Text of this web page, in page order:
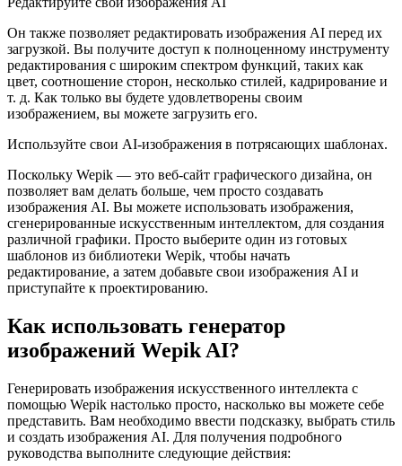
Он также позволяет редактировать изображения AI перед их
загрузкой. Вы получите доступ к полноценному инструменту
редактирования с широким спектром функций, таких как
цвет, соотношение сторон, несколько стилей, кадрирование и
т. д. Как только вы будете удовлетворены своим
изображением, вы можете загрузить его.
Используйте свои AI-изображения в потрясающих шаблонах.
Поскольку Wepik — это веб-сайт графического дизайна, он
позволяет вам делать больше, чем просто создавать
изображения AI. Вы можете использовать изображения,
сгенерированные искусственным интеллектом, для создания
различной графики. Просто выберите один из готовых
шаблонов из библиотеки Wepik, чтобы начать
редактирование, а затем добавьте свои изображения AI и
приступайте к проектированию.
Как использовать генератор
изображений Wepik AI?
Генерировать изображения искусственного интеллекта с
помощью Wepik настолько просто, насколько вы можете себе
представить. Вам необходимо ввести подсказку, выбрать стиль
и создать изображения AI. Для получения подробного
руководства выполните следующие действия: